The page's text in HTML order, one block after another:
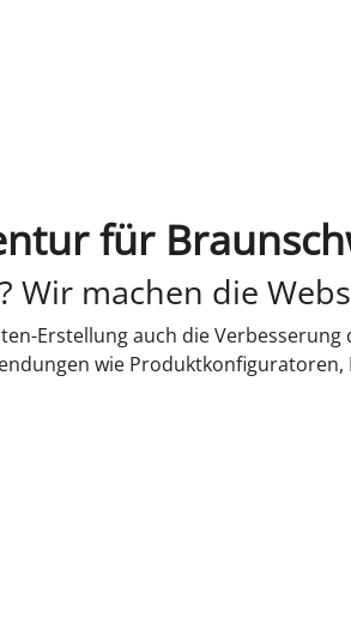
für
Wir machen die
Erstellung auch die
wie Produktkonfiguratoren,